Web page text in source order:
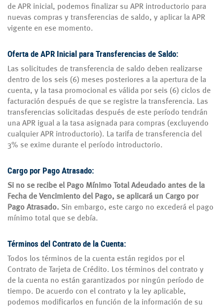
de APR inicial, podemos finalizar su APR introductorio para
nuevas compras y transferencias de saldo, y aplicar la APR
vigente en ese momento.
Oferta de APR Inicial para Transferencias de Saldo:
Las solicitudes de transferencia de saldo deben realizarse
dentro de los seis (6) meses posteriores a la apertura de la
cuenta, y la tasa promocional es válida por seis (6) ciclos de
facturación después de que se registre la transferencia. Las
transferencias solicitadas después de este período tendrán
una APR igual a la tasa asignada para compras (excluyendo
cualquier APR introductorio). La tarifa de transferencia del
3% se exime durante el período introductorio.
Cargo por Pago Atrasado:
Si no se recibe el Pago Mínimo Total Adeudado antes de la
Fecha de Vencimiento del Pago, se aplicará un Cargo por
Pago Atrasado. Sin embargo, este cargo no excederá el pago
mínimo total que se debía.
Términos del Contrato de la Cuenta:
Todos los términos de la cuenta están regidos por el
Contrato de Tarjeta de Crédito. Los términos del contrato y
de la cuenta no están garantizados por ningún período de
tiempo. De acuerdo con el contrato y la ley aplicable,
podemos modificarlos en función de la información de su